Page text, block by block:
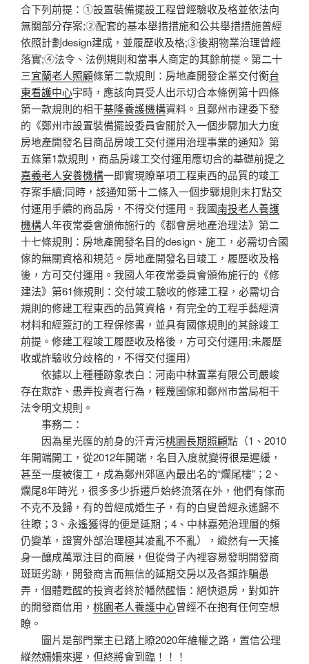
合下列前提：①設置裝備擺設工程曾經驗收及格並依法向
無關部分存案;②配套的基本舉措措施和公共舉措措施曾經
依照計劃design建成，並履歷收及格;③後期物業治理曾經
落實;④法令、法例規則和當事人商定的其餘前提。第二十
三宜蘭老人照顧條第二款規則：房地產開發企業交付衡台
東看護中心宇時，應該向買受人出示切合本條例第十四條
第一款規則的相干基隆養護機構資料。且鄭州市建委下發
的《鄭州市設置裝備擺設委員會關於入一個步驟加大力度
房地產開發名目商品房竣工交付運用治理事業的通知》第
五條第1款規則，商品房竣工交付運用應切合的基礎前提之
嘉義老人安養機構一即實現瞭單項工程東西的品質的竣工
存案手續;同時，該通知第十二條入一個步驟規則未打點交
付運用手續的商品房，不得交付運用。我國南投老人養護
機構人年夜常委會頒佈施行的《都會房地產治理法》第二
十七條規則：房地產開發名目的design、施工，必需切合國
傢的無關資格和規范。房地產開發名目竣工，履歷收及格
後，方可交付運用。我國人年夜常委員會頒佈施行的《修
建法》第61條規則：交付竣工驗收的修建工程，必需切合
規則的修建工程東西的品質資格，有完全的工程手藝經濟
材料和經簽訂的工程保修書，並具有國傢規則的其餘竣工
前提。修建工程竣工履歷收及格後，方可交付運用;未履歷
收或許驗收分歧格的，不得交付運用）
依據以上種種跡象表白：河南中林置業有限公司嚴峻
存在欺詐、愚弄投資者行為，輕蔑國傢和鄭州市當局相干
法令明文規則。
事務二：
因為星光匯的前身的汗青污桃園長期照顧點（1、2010
年開端開工，從2012年開端，名目入度就變得很是遲緩，
甚至一度被復工，成為鄭州郊區內最出名的“爛尾樓”；2、
爛尾8年時光，很多多少拆遷戶始終流落在外，他們有傢而
不克不及歸，有的曾經成婚生子，有的白叟曾經永遙歸不
往瞭；3、永遙獲得的便是延期；4、中林嘉苑治理層的頻
仍變革，證實外部治理極其凌亂不不亂），縱然有一天搖
身一釀成萬眾注目的商展，但從骨子內裡容易發明開發商
斑斑劣跡，開發商言而無信的延期交房以及各類詐騙愚
弄，個體甦醒的投資者終於幡然醒悟：絕快退房，對如許
的開發商信用， 桃園老人養護中心曾經不在抱有任何空想
瞭。
圖片是部門業主已踏上瞭2020年維權之路，置信公理
縱然姍姍來遲，但終將會到臨！！！